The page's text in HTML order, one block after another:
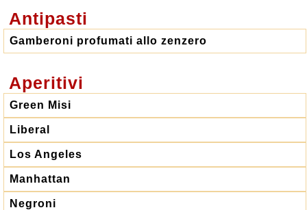
Antipasti
Gamberoni profumati allo zenzero
Aperitivi
Green Misi
Liberal
Los Angeles
Manhattan
Negroni